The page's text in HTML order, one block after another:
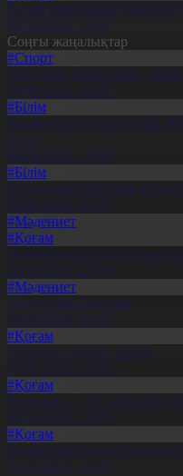
Бидай импортына
08.08.2026, 20:07
Соңғы жаңалықтар
#Спорт
«Болашақ ойындары –
08.08.2026, 20:21
#Білім
Қазақстандық оқушылар
алды
08.08.2026, 20:18
#Білім
Кітап оқып, 600 мың теңге
08.08.2026, 20:17
#Мәдениет
#Қоғам
Өнерді өнеге еткен
08.08.2026, 20:16
#Мәдениет
Дәстүр мен креатив
08.08.2026, 20:13
#Қоғам
Отандық өндіріс өрледі
08.08.2026, 20:11
#Қоғам
Құрылыс — ел дамуының
08.08.2026, 20:09
#Қоғам
Бидай импортына
08.08.2026, 20:07